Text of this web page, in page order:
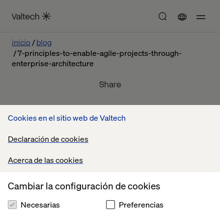
Cookies en el sitio web de Valtech
Declaración de cookies
Acerca de las cookies
Cambiar la configuración de cookies
Necesarias Preferencias
inicio
blog
7-principles-to-enable-agile-projects-through-
enterprise-architecture
Share
projects. Many projects are a great success and some fail
Contáctanos